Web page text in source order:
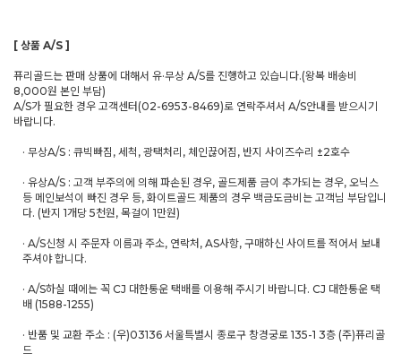
[ 상품 A/S ]
퓨리골드는 판매 상품에 대해서 유·무상 A/S를 진행하고 있습니다.(왕복 배송비
8,000원 본인 부담)
A/S가 필요한 경우 고객센터(02-6953-8469)로 연락주셔서 A/S안내를 받으시기
바랍니다.
· 무상A/S : 큐빅빠짐, 세척, 광택처리, 체인끊어짐, 반지 사이즈수리 ±2호수
· 유상A/S : 고객 부주의에 의해 파손된 경우, 골드제품 금이 추가되는 경우, 오닉스
등 메인보석이 빠진 경우 등, 화이트골드 제품의 경우 백금도금비는 고객님 부담입니
다. (반지 1개당 5천원, 목걸이 1만원)
· A/S신청 시 주문자 이름과 주소, 연락처, AS사항, 구매하신 사이트를 적어서 보내
주셔야 합니다.
· A/S하실 때에는 꼭 CJ 대한통운 택배를 이용해 주시기 바랍니다. CJ 대한통운 택
배 (1588-1255)
· 반품 및 교환 주소 : (우)03136 서울특별시 종로구 창경궁로 135-1 3층 (주)퓨리골
드